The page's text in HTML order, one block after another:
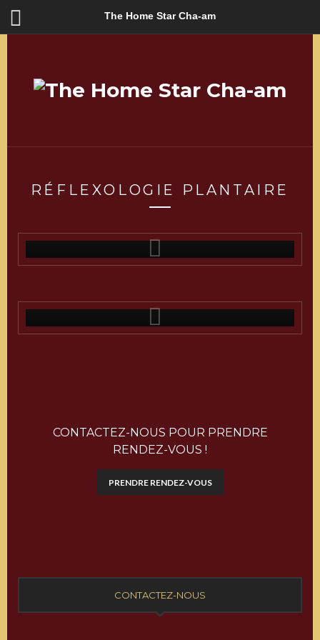
The Home Star Cha-am
RÉFLEXOLOGIE PLANTAIRE
CONTACTEZ-NOUS POUR PRENDRE
RENDEZ-VOUS !
PRENDRE RENDEZ-VOUS
CONTACTEZ-NOUS